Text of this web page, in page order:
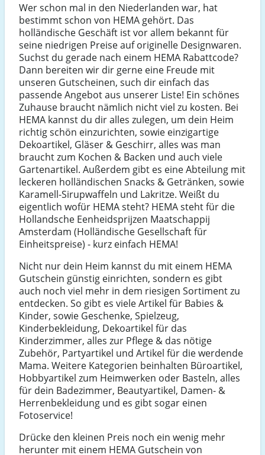
Wer schon mal in den Niederlanden war, hat
bestimmt schon von HEMA gehört. Das
holländische Geschäft ist vor allem bekannt für
seine niedrigen Preise auf originelle Designwaren.
Suchst du gerade nach einem HEMA Rabattcode?
Dann bereiten wir dir gerne eine Freude mit
unseren Gutscheinen, such dir einfach das
passende Angebot aus unserer Liste! Ein schönes
Zuhause braucht nämlich nicht viel zu kosten. Bei
HEMA kannst du dir alles zulegen, um dein Heim
richtig schön einzurichten, sowie einzigartige
Dekoartikel, Gläser & Geschirr, alles was man
braucht zum Kochen & Backen und auch viele
Gartenartikel. Außerdem gibt es eine Abteilung mit
leckeren holländischen Snacks & Getränken, sowie
Karamell-Sirupwaffeln und Lakritze. Weißt du
eigentlich wofür HEMA steht? HEMA steht für die
Hollandsche Eenheidsprijzen Maatschappij
Amsterdam (Holländische Gesellschaft für
Einheitspreise) - kurz einfach HEMA!
Nicht nur dein Heim kannst du mit einem HEMA
Gutschein günstig einrichten, sondern es gibt
auch noch viel mehr in dem riesigen Sortiment zu
entdecken. So gibt es viele Artikel für Babies &
Kinder, sowie Geschenke, Spielzeug,
Kinderbekleidung, Dekoartikel für das
Kinderzimmer, alles zur Pflege & das nötige
Zubehör, Partyartikel und Artikel für die werdende
Mama. Weitere Kategorien beinhalten Büroartikel,
Hobbyartikel zum Heimwerken oder Basteln, alles
für dein Badezimmer, Beautyartikel, Damen- &
Herrenbekleidung und es gibt sogar einen
Fotoservice!
Drücke den kleinen Preis noch ein wenig mehr
herunter mit einem HEMA Gutschein von